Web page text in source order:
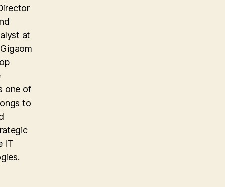
at
one of
to
IT